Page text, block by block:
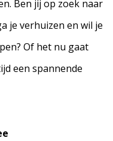
Ben jij op zoek naar
je verhuizen en wil je
Of het nu gaat
een spannende